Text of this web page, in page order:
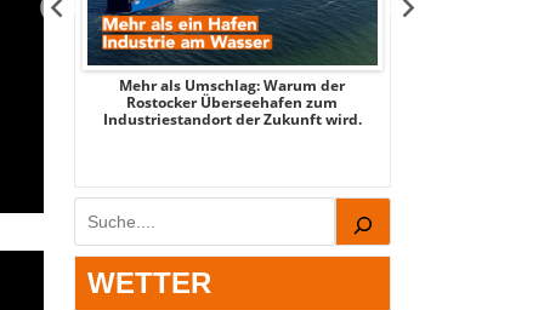
Mehr als Umschlag: Warum der
Rostocker Überseehafen zum
Industriestandort der Zukunft wird.
Suchen
WETTER